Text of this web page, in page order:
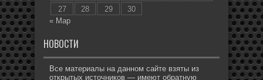
27
28 29
30
« Мар
НОВОСТИ
Все материалы на данном сайте взяты из
открытых источников — имеют обратную